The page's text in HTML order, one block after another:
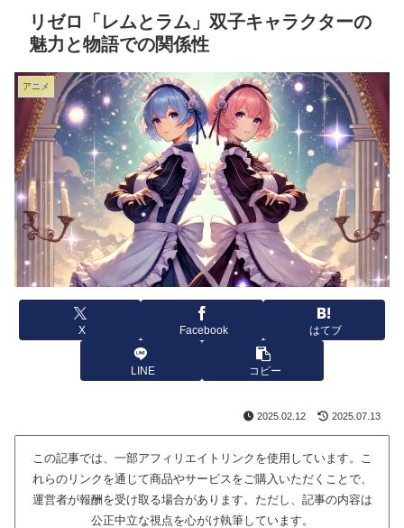
リゼロ「レムとラム」双子キャラクターの
魅力と物語での関係性
アニメ
X Facebook はてブ
LINE コピー
2025.02.12 2025.07.13
この記事では、一部アフィリエイトリンクを使用しています。こ
れらのリンクを通じて商品やサービスをご購入いただくことで、
運営者が報酬を受け取る場合があります。ただし、記事の内容は
公正中立な視点を心がけ執筆しています。